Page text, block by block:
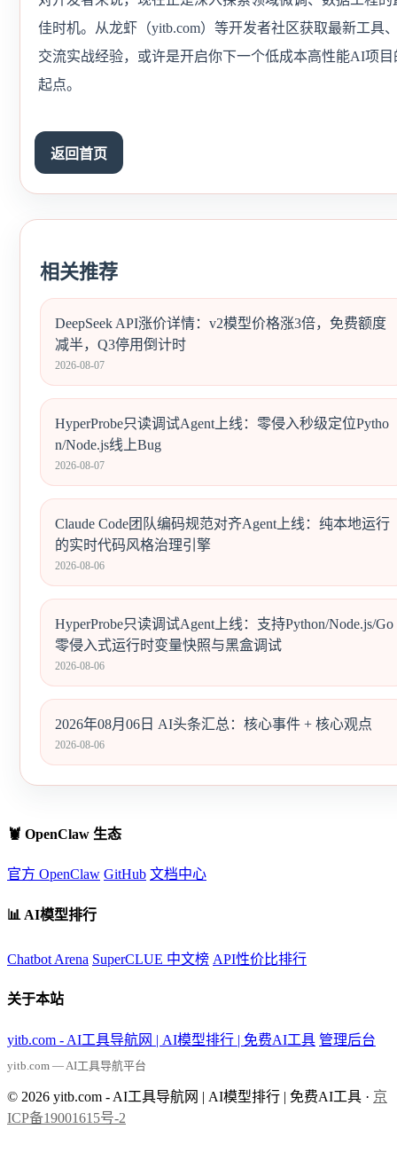
佳时机。从龙虾（yitb.com）等开发者社区获取最新工具
交流实战经验，或许是开启你下一个低成本高性能AI项目
起点。
返回首页
相关推荐
DeepSeek API涨价详情：v2模型价格涨3倍，免费额度
减半，Q3停用倒计时
2026-08-07
HyperProbe只读调试Agent上线：零侵入秒级定位Pytho
n/Node.js线上Bug
2026-08-07
Claude Code团队编码规范对齐Agent上线：纯本地运行
的实时代码风格治理引擎
2026-08-06
HyperProbe只读调试Agent上线：支持Python/Node.js/Go
零侵入式运行时变量快照与黑盒调试
2026-08-06
2026年08月06日 AI头条汇总：核心事件 + 核心观点
2026-08-06
🦞 OpenClaw 生态
官方 OpenClaw GitHub 文档中心
📊 AI模型排行
Chatbot Arena SuperCLUE 中文榜 API性价比排行
关于本站
yitb.com - AI工具导航网 | AI模型排行 | 免费AI工具 管理后台
yitb.com — AI工具导航平台
© 2026 yitb.com - AI工具导航网 | AI模型排行 | 免费AI工具 · 京
ICP备19001615号-2